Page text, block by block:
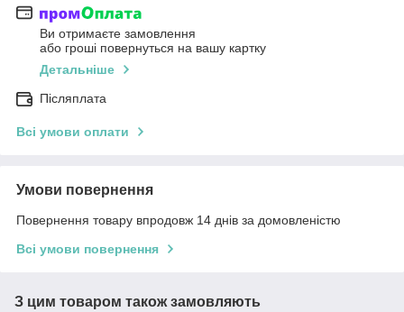
Ви отримаєте замовлення
або гроші повернуться на вашу картку
Детальніше
Післяплата
Всі умови оплати
Умови повернення
Повернення товару впродовж 14 днів за домовленістю
Всі умови повернення
З цим товаром також замовляють